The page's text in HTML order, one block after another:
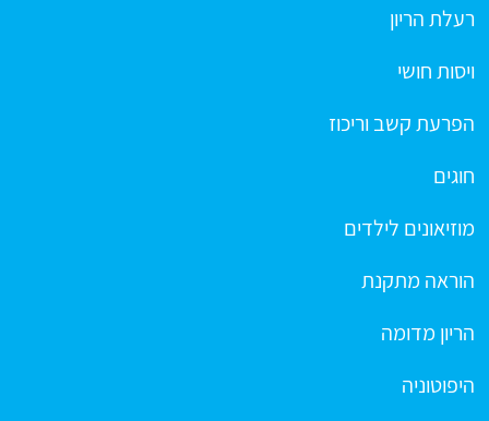
רעלת הריון
ויסות חושי
הפרעת קשב וריכוז
חוגים
מוזיאונים לילדים
הוראה מתקנת
הריון מדומה
היפוטוניה